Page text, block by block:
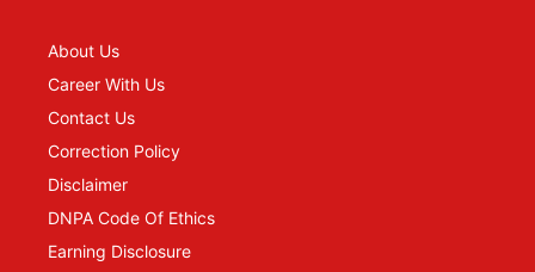
About Us
Career With Us
Contact Us
Correction Policy
Disclaimer
DNPA Code Of Ethics
Earning Disclosure